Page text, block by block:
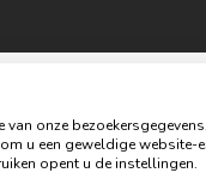
© Copyright
onze
u een geweldige website-
opent u de instellingen.